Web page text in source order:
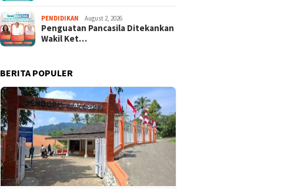
PENDIDIKAN August 2, 2026
Penguatan Pancasila Ditekankan
Wakil Ket…
BERITA POPULER